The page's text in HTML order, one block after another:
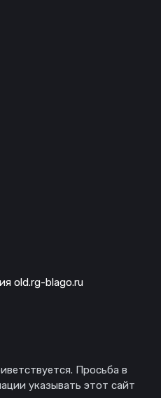
old.rg-blago.ru
Просьба в
указывать этот сайт